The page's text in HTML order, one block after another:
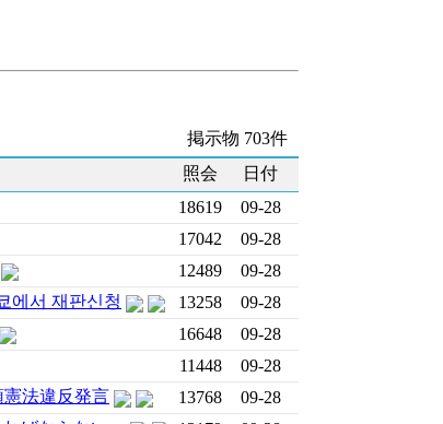
掲示物 703件
照会
日付
18619
09-28
17042
09-28
12489
09-28
에서 재판신청 13258
09-28
16648
09-28
11448
09-28
法違反発言 13768
09-28